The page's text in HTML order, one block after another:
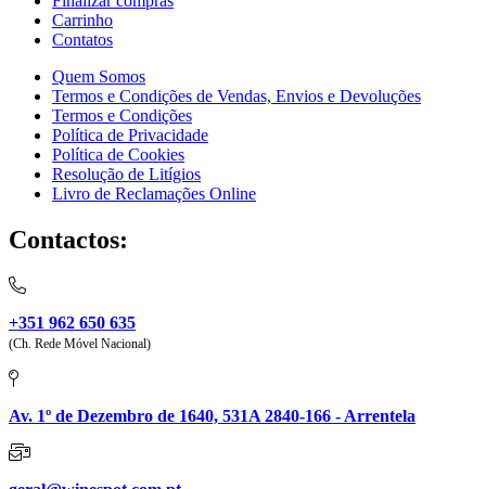
Carrinho
Contatos
Quem Somos
Termos e Condições de Vendas, Envios e Devoluções
Termos e Condições
Política de Privacidade
Política de Cookies
Resolução de Litígios
Livro de Reclamações Online
Contactos:
+351 962 650 635
(Ch. Rede Móvel Nacional)
Av. 1º de Dezembro de 1640, 531A 2840-166 - Arrentela